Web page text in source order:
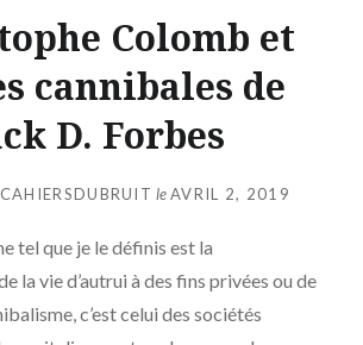
Colomb et
cannibales de
D. Forbes
leAVRIL 2, 2019
tel que je le définis est la
la vie d’autrui à des fins privées ou de
c’est celui des sociétés